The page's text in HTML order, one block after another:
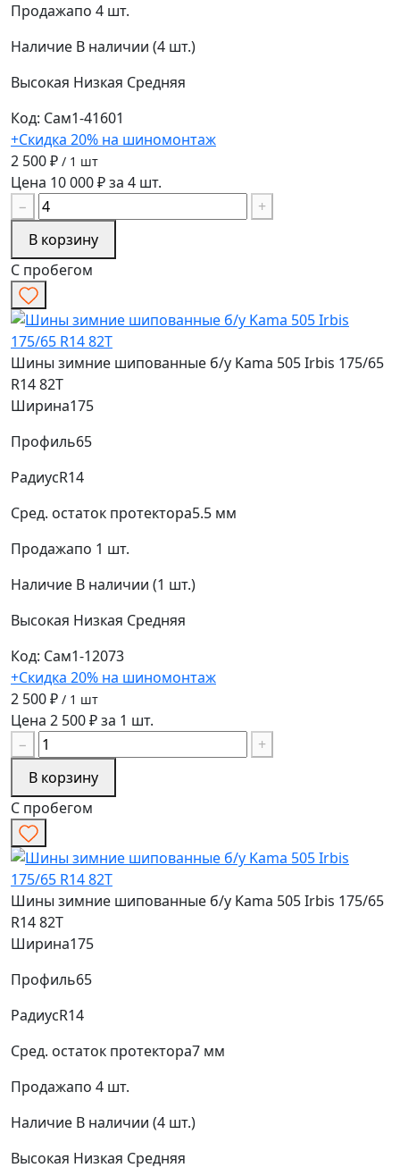
Продажапо 4 шт.
Наличие В наличии (4 шт.)
Высокая Низкая Средняя
Код: Сам1-41601
+Скидка 20% на шиномонтаж
2 500 ₽ / 1 шт
Цена 10 000 ₽ за 4 шт.
−
+
В корзину
С пробегом
Шины зимние шипованные б/у Kama 505 Irbis 175/65
R14 82T
Ширина175
Профиль65
РадиусR14
Сред. остаток протектора5.5 мм
Продажапо 1 шт.
Наличие В наличии (1 шт.)
Высокая Низкая Средняя
Код: Сам1-12073
+Скидка 20% на шиномонтаж
2 500 ₽ / 1 шт
Цена 2 500 ₽ за 1 шт.
−
+
В корзину
С пробегом
Шины зимние шипованные б/у Kama 505 Irbis 175/65
R14 82T
Ширина175
Профиль65
РадиусR14
Сред. остаток протектора7 мм
Продажапо 4 шт.
Наличие В наличии (4 шт.)
Высокая Низкая Средняя